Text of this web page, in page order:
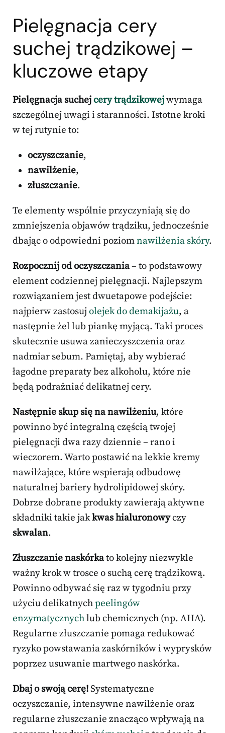
Pielęgnacja cery
suchej trądzikowej –
kluczowe etapy
Pielęgnacja suchejcery trądzikowejwymaga
szczególnej uwagi i staranności. Istotne kroki
w tej rutynie to:
oczyszczanie,
nawilżenie,
złuszczanie.
Te elementy wspólnie przyczyniają się do
zmniejszenia objawów trądziku, jednocześnie
dbając o odpowiedni poziomnawilżenia skóry.
Rozpocznij od oczyszczania– to podstawowy
element codziennej pielęgnacji. Najlepszym
rozwiązaniem jest dwuetapowe podejście:
najpierw zastosujolejek do demakijażu, a
następnie żel lub piankę myjącą. Taki proces
skutecznie usuwa zanieczyszczenia oraz
nadmiar sebum. Pamiętaj, aby wybierać
łagodne preparaty bez alkoholu, które nie
będą podrażniać delikatnej cery.
Następnie skup się na nawilżeniu, które
powinno być integralną częścią twojej
pielęgnacji dwa razy dziennie – rano i
wieczorem. Warto postawić na lekkie kremy
nawilżające, które wspierają odbudowę
naturalnej bariery hydrolipidowej skóry.
Dobrze dobrane produkty zawierają aktywne
składniki takie jakkwas hialuronowyczy
skwalan.
Złuszczanie naskórkato kolejny niezwykle
ważny krok w trosce o suchą cerę trądzikową.
Powinno odbywać się raz w tygodniu przy
użyciu delikatnychpeelingów
enzymatycznychlub chemicznych (np. AHA).
Regularne złuszczanie pomaga redukować
ryzyko powstawania zaskórników i wyprysków
poprzez usuwanie martwego naskórka.
Dbaj o swoją cerę!Systematyczne
oczyszczanie, intensywne nawilżenie oraz
regularne złuszczanie znacząco wpływają na